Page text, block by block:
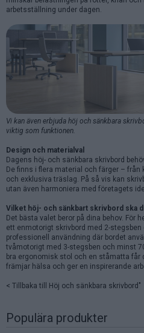
arbetsställning under dagen.
Vi kan även erbjuda höj och sänkbara
viktig som funktionen.
Design och materialval
Dagens höj- och sänkbara skrivbord
De finns i flera material och färger –
och exklusiva träslag. På så vis kan
utan även harmoniera med företagets
Vilket höj- och sänkbart skrivbord ska
Det bästa valet beror på dina behov. För
ett enmotorigt skrivbord med 2-
professionell användning där bordet
tvåmotorigt med 3-stegsben och minst
bra ergonomisk stol och en ståmatta får
främjar hälsa och ger en inspirerande
< Tillbaka till Höj och sänkbara skrivbord"
Populära produkter